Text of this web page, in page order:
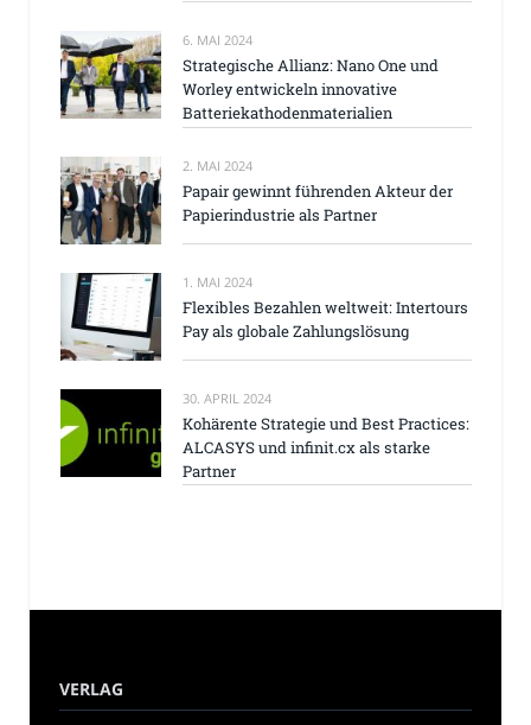
6. MAI 2024
Strategische Allianz: Nano One und
Worley entwickeln innovative
Batteriekathodenmaterialien
2. MAI 2024
Papair gewinnt führenden Akteur der
Papierindustrie als Partner
1. MAI 2024
Flexibles Bezahlen weltweit: Intertours
Pay als globale Zahlungslösung
30. APRIL 2024
Kohärente Strategie und Best Practices:
ALCASYS und infinit.cx als starke
Partner
VERLAG